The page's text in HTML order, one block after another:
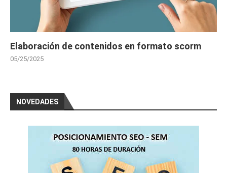
Elaboración de contenidos en formato scorm
05/25/2025
NOVEDADES